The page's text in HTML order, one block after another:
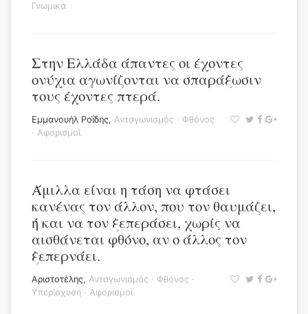
Γνωμικά
Στην Ελλάδα άπαντες οι έχοντες
ονύχια αγωνίζονται να σπαράξωσιν
τους έχοντες πτερά.
Εμμανουήλ Ροΐδης, Ανταγωνισμός · Φθόνος
· Αφορισμοί
Άμιλλα είναι η τάση να φτάσει
κανένας τον άλλον, που τον θαυμάζει,
ή και να τον ξεπεράσει, χωρίς να
αισθάνεται φθόνο, αν ο άλλος τον
ξεπερνάει.
Αριστοτέλης, Ανταγωνισμός · Φθόνος ·
Υπερίσχυση · Αφορισμοί